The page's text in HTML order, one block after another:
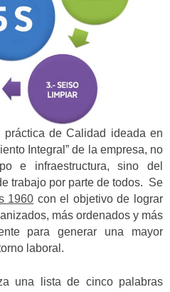
práctica de Calidad ideada en
Integral” de la empresa, no
e infraestructura, sino del
trabajo por parte de todos. Se
1960 con el objetivo de lograr
más ordenados y más
para generar una mayor
laboral.
una lista de cinco palabras